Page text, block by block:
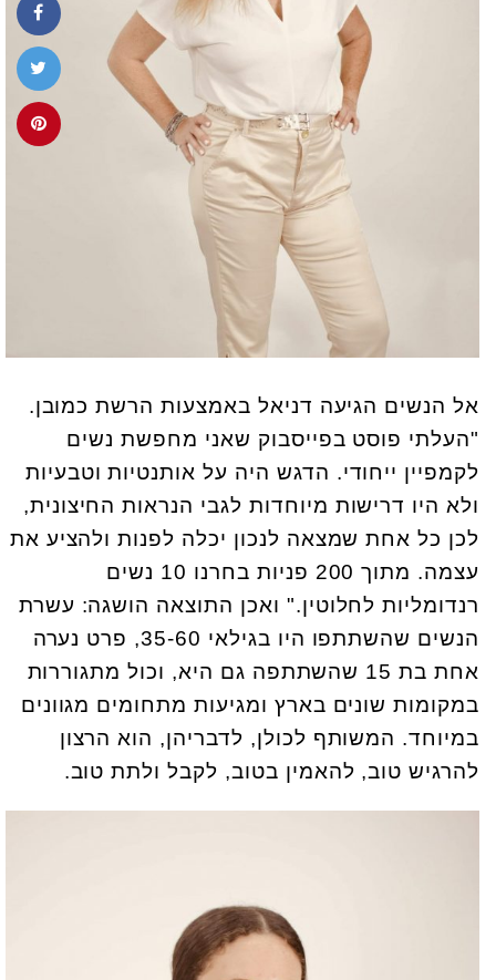
אל הנשים הגיעה דניאל באמצעות הרשת כמובן.
"העלתי פוסט בפייסבוק שאני מחפשת נשים
לקמפיין ייחודי. הדגש היה על אותנטיות וטבעיות
ולא היו דרישות מיוחדות לגבי הנראות החיצונית,
לכן כל אחת שמצאה לנכון יכלה לפנות ולהציע את
עצמה. מתוך 200 פניות בחרנו 10 נשים
רנדומליות לחלוטין." ואכן התוצאה הושגה: עשרת
הנשים שהשתתפו היו בגילאי 35-60, פרט נערה
אחת בת 15 שהשתתפה גם היא, וכול מתגוררות
במקומות שונים בארץ ומגיעות מתחומים מגוונים
במיוחד. המשותף לכולן, לדבריהן, הוא הרצון
להרגיש טוב, להאמין בטוב, לקבל ולתת טוב.